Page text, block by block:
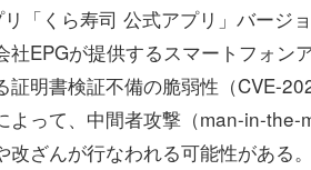
リ「くら寿司 公式アプリ」バージ
社EPGが提供するスマートフォン
証明書検証不備の脆弱性（CVE-
よって、中間者攻撃（man-in-
改ざんが行なわれる可能性がある。